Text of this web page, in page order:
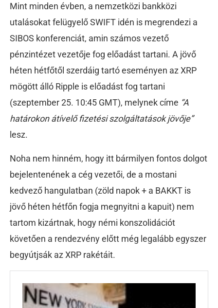
Mint minden évben, a nemzetközi bankközi
utalásokat felügyelő SWIFT idén is megrendezi a
SIBOS konferenciát, amin számos vezető
pénzintézet vezetője fog előadást tartani. A jövő
héten hétfőtől szerdáig tartó eseményen az XRP
mögött álló Ripple is előadást fog tartani
(szeptember 25. 10:45 GMT), melynek címe “A
határokon átívelő fizetési szolgáltatások jövője”
lesz.
Noha nem hinném, hogy itt bármilyen fontos dolgot
bejelentenének a cég vezetői, de a mostani
kedvező hangulatban (zöld napok + a BAKKT is
jövő héten hétfőn fogja megnyitni a kapuit) nem
tartom kizártnak, hogy némi konszolidációt
követően a rendezvény előtt még legalább egyszer
begyútjsák az XRP rakétáit.